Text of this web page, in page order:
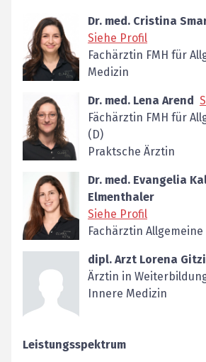
Dr. med. Cristina
Siehe Profil
Fachärztin FMH für
Medizin
Dr. med. Lena Arend
Fächärztin FMH für
(D)
Praktsche Ärztin
Dr. med. Evangelia
Elmenthaler
Siehe Profil
Fachärztin
dipl. Arzt Lorena Gitzi
Ärztin in
Innere Medizin
Leistungsspektrum